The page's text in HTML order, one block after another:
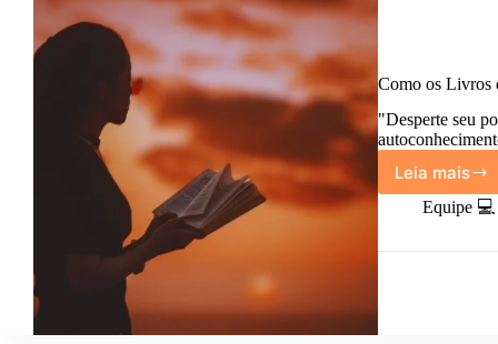
Como os Livros
"Desperte seu
Leia mais
Como
os
Livros
Equipe 💻